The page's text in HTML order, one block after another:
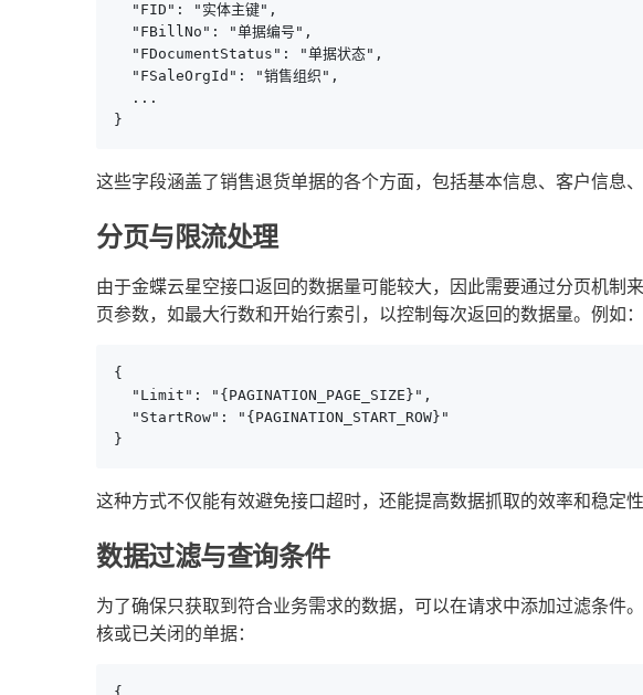
  "FID": "实体主键",
  "FBillNo": "单据编号",
  "FDocumentStatus": "单据状态",
  "FSaleOrgId": "销售组织",
  ...
}
这些字段涵盖了销售退货单据的各个方面，包括基本信息、客户信息、
分页与限流处理
由于金蝶云星空接口返回的数据量可能较大，因此需要通过分页机制
页参数，如最大行数和开始行索引，以控制每次返回的数据量。例如：
{
  "Limit": "{PAGINATION_PAGE_SIZE}",
  "StartRow": "{PAGINATION_START_ROW}"
}
这种方式不仅能有效避免接口超时，还能提高数据抓取的效率和稳定性
数据过滤与查询条件
为了确保只获取到符合业务需求的数据，可以在请求中添加过滤条件
核或已关闭的单据：